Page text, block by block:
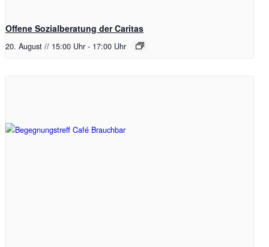
Offene Sozialberatung der Caritas
20. August // 15:00 Uhr - 17:00 Uhr